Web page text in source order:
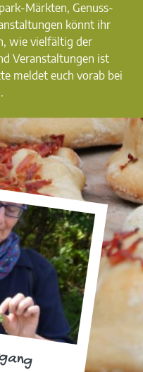
Märkten, Genuss-
könnt ihr
wie vielfältig der
Veranstaltungen ist
meldet euch vorab bei